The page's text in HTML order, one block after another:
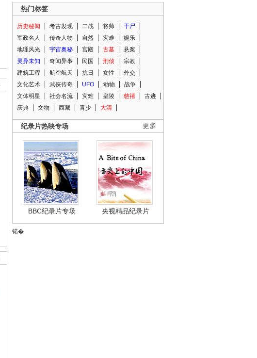
热门标签
历史秘闻 考古发现 二战 将帅
干尸
军政名人
传奇人物 自然 灾难
娱乐
地理风光
宇宙奥秘 宫殿 古墓
悬案
灵异未知
奇闻异事 民国 刑侦
宗教
建筑工程
航空航天 抗日 女性
外交
文化艺术
武侠传奇 UFO 动物
战争
文体明星
社会名流 灾难 皇陵 慈禧
古迹
庆典
文物 西藏 青少 大清
更多
纪录片热映专场
BBC纪录片专场 央视精品纪录片
锘�